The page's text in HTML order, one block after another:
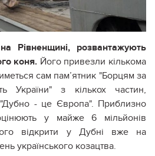
Рівненщині, розвантажують
коня. Його привезли кількома
сам пам’ятник "Борцям за
України" з кількох частин,
"Дубно - це Європа". Приблизно
у майже 6 мільйонів
відкрити у Дубні вже на
українського козацтва.